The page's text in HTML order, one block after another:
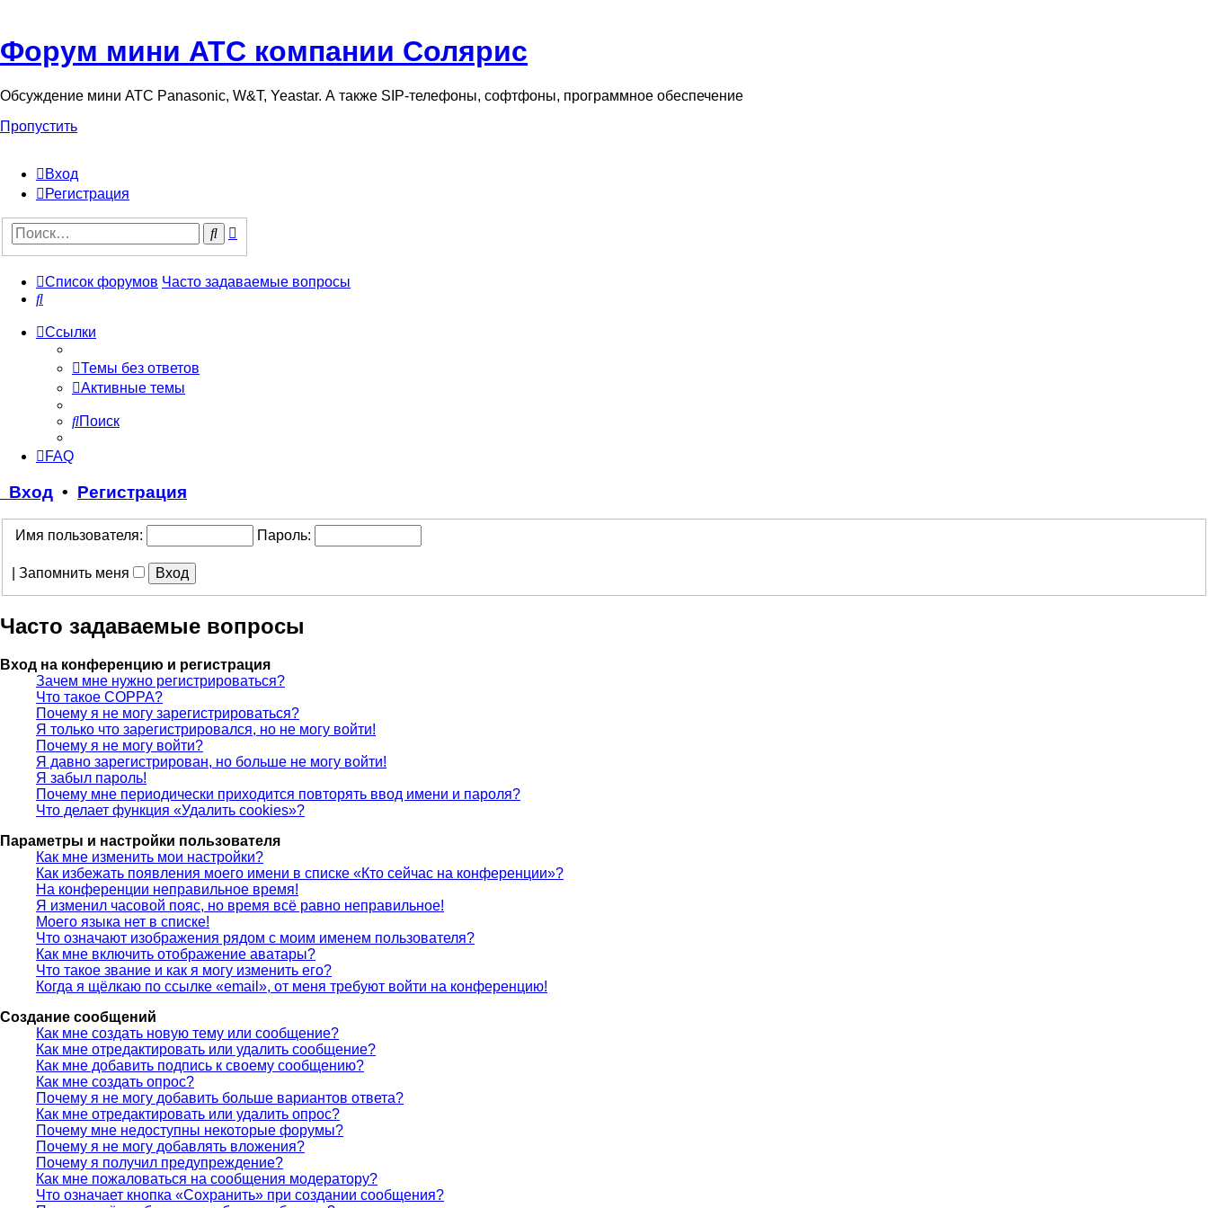
Форум мини АТС компании Солярис
Обсуждение мини АТС Panasonic, W&T, Yeastar. А также SIP-телефоны, софтфоны, программное обеспечение
Пропустить
Вход
Регистрация
Поиск
Список форумов Часто задаваемые вопросы
Поиск
Ссылки
Темы без ответов
Активные темы
Поиск
FAQ
Вход • Регистрация
Имя пользователя: Пароль:
Запомнить меня
Часто задаваемые вопросы
Вход на конференцию и регистрация
Зачем мне нужно регистрироваться?
Что такое COPPA?
Почему я не могу зарегистрироваться?
Я только что зарегистрировался, но не могу войти!
Почему я не могу войти?
Я давно зарегистрирован, но больше не могу войти!
Я забыл пароль!
Почему мне периодически приходится повторять ввод имени и пароля?
Что делает функция «Удалить cookies»?
Параметры и настройки пользователя
Как мне изменить мои настройки?
Как избежать появления моего имени в списке «Кто сейчас на конференции»?
На конференции неправильное время!
Я изменил часовой пояс, но время всё равно неправильное!
Моего языка нет в списке!
Что означают изображения рядом с моим именем пользователя?
Как мне включить отображение аватары?
Что такое звание и как я могу изменить его?
Когда я щёлкаю по ссылке «email», от меня требуют войти на конференцию!
Создание сообщений
Как мне создать новую тему или сообщение?
Как мне отредактировать или удалить сообщение?
Как мне добавить подпись к своему сообщению?
Как мне создать опрос?
Почему я не могу добавить больше вариантов ответа?
Как мне отредактировать или удалить опрос?
Почему мне недоступны некоторые форумы?
Почему я не могу добавлять вложения?
Почему я получил предупреждение?
Как мне пожаловаться на сообщения модератору?
Что означает кнопка «Сохранить» при создании сообщения?